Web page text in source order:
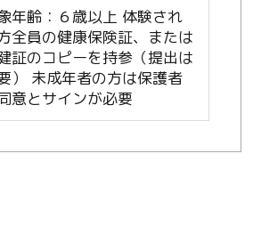
年齢：６歳以上 体験され
全員の健康保険証、または
証のコピーを持参（提出は
） 未成年者の方は保護者
意とサインが必要